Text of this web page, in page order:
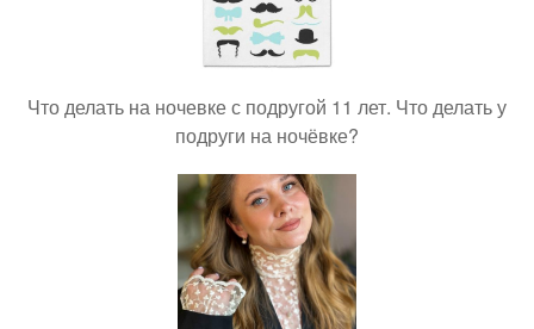
Что делать на ночевке с подругой 11 лет. Что делать у
подруги на ночёвке?